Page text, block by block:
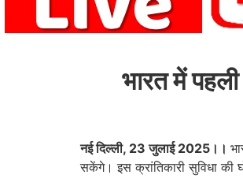
भारत में पहली
नई दिल्ली, 23 जुलाई 2025।।
सकेंगे। इस क्रांतिकारी सुविधा